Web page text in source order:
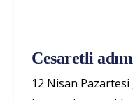
Cesaretli
12 Nisan